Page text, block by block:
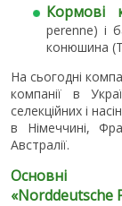
Кормові
perenne) і
конюшина
На сьогодні
компанії в
селекційних і
в Німеччині,
Австралії.
Основні
«Norddeutsche